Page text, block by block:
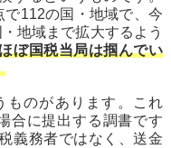
112の国・地域で、今
地域まで拡大するよう
ぼ国税当局は掴んでい
ものがあります。これ
合に提出する調書です
義務者ではなく、送金